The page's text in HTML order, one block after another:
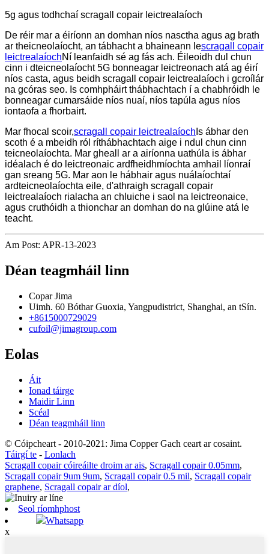
5g agus todhchaí scragall copair leictrealaíoch
De réir mar a éiríonn an domhan níos nasctha agus ag brath
ar theicneolaíocht, an tábhacht a bhaineann lescragall copair
leictrealaíochNí leanfaidh sé ag fás ach. Éileoidh dul chun
cinn i dteicneolaíocht 5G bonneagar leictreonach atá ag éirí
níos casta, agus beidh scragall copair leictrealaíoch i gcroílár
na gcóras seo. Is comhpháirt thábhachtach í a chabhróidh le
bonneagar cumarsáide níos nuaí, níos tapúla agus níos
iontaofa a fhorbairt.
Mar fhocal scoir,scragall copair leictrealaíoch Is ábhar den
scoth é a mbeidh ról ríthábhachtach aige i ndul chun cinn
teicneolaíochta. Mar gheall ar a airíonna uathúla is ábhar
idéalach é do leictreonaic ardfheidhmíochta amhail líonraí
gan sreang 5G. Mar aon le hábhair agus nuálaíochtaí
ardteicneolaíochta eile, d'athraigh scragall copair
leictrealaíoch rialacha an chluiche i saol na leictreonaice,
agus cruthóidh a thionchar an domhan do na glúine atá le
teacht.
Am Post: APR-13-2023
Déan teagmháil linn
Copar Jima
Uimh. 60 Bóthar Guoxia, Yangpudistrict, Shanghai, an tSín.
+8615000729029
cufoil@jimagroup.com
Eolas
Áit
Ionad táirge
Maidir Linn
Scéal
Déan teagmháil linn
© Cóipcheart - 2010-2021: Jima Copper Gach ceart ar cosaint.
Táirgí te - Lonlach
Scragall copair cóireáilte droim ar ais, Scragall copair 0.05mm,
Scragall copair 9um 9um, Scragall copair 0.5 mil, Scragall copair
graphene, Scragall copair ar díol,
Seol ríomhphost
Whatsapp
x